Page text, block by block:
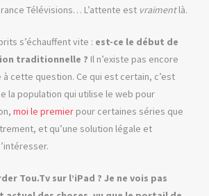
Télévisions… L’attente est vraimentlà.
s’échauffent vite : est-ce le début de
traditionnelle ? Il n’existe pas encore
cette question. Ce qui est certain, c’est
la population qui utilise le web pour
moi le premier pour certaines séries que
et qu’une solution légale et
Tou.Tv sur l’iPad ? Je ne vois pas